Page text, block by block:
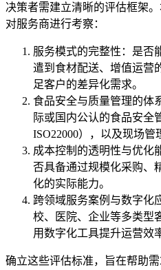
决策者需建立清晰的评估框架
对服务商进行考察：
服务模式的完整性：是否
遣到食材配送、增值运营
足客户的差异化需求。
食品安全与质量管理的体
际或国内公认的食品安全
ISO22000），以及现场管
成本控制的透明性与优化
否具备通过规模化采购、
化的实际能力。
跨领域服务案例与数字化
校、医院、企业等多类型
用数字化工具提升运营效
确立这些评估标准，旨在帮助